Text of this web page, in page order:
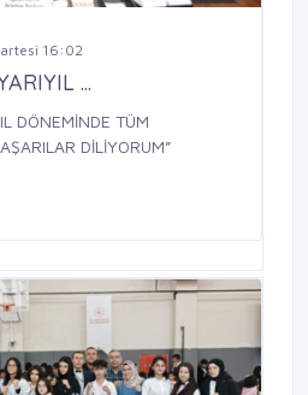
16:02
...
DÖNEMİNDE TÜM
DİLİYORUM”